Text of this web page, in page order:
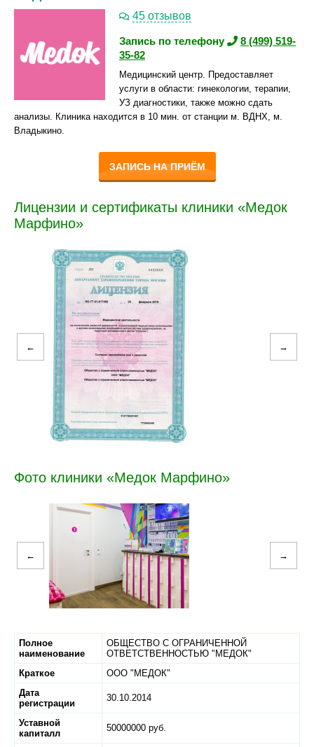
45 отзывов
Запись по телефону
8 (499) 519-
35-82
Медицинский центр. Предоставляет
услуги в области: гинекологии, терапии,
УЗ диагностики, также можно сдать
анализы. Клиника находится в 10 мин. от станции м. ВДНХ, м.
Владыкино.
ЗАПИСЬ НА ПРИЁМ
Лицензии и сертификаты клиники «Медок
Марфино»
← →
Фото клиники «Медок Марфино»
← →
Полное
наименование
ОБЩЕСТВО С ОГРАНИЧЕННОЙ
ОТВЕТСТВЕННОСТЬЮ "МЕДОК"
Краткое
ООО "МЕДОК"
Дата
регистрации
30.10.2014
Уставной
капиталл
50000000 руб.